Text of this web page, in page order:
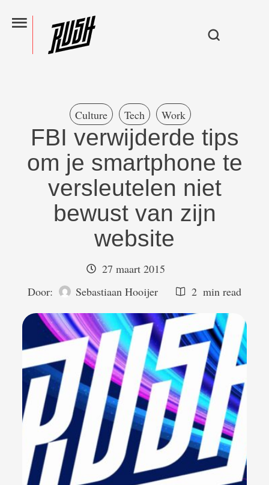
Culture Tech Work
FBI verwijderde tips
om je smartphone te
versleutelen niet
bewust van zijn
website
27 maart 2015
Door:
Sebastiaan Hooijer 2 min read